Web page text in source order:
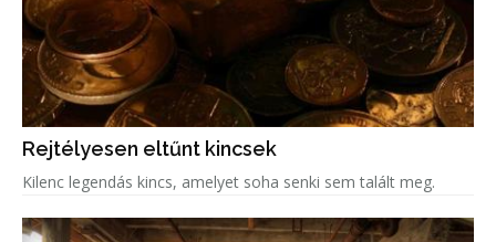
Rejtélyesen eltűnt kincsek
Kilenc legendás kincs, amelyet soha senki sem talált meg.